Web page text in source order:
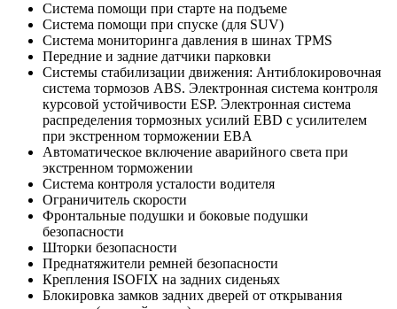
Система помощи при старте на подъеме
Система помощи при спуске (для SUV)
Система мониторинга давления в шинах TPMS
Передние и задние датчики парковки
Системы стабилизации движения: Антиблокировочная
система тормозов ABS. Электронная система контроля
курсовой устойчивости ESP. Электронная система
распределения тормозных усилий EBD с усилителем
при экстренном торможении EBA
Автоматическое включение аварийного света при
экстренном торможении
Система контроля усталости водителя
Ограничитель скорости
Фронтальные подушки и боковые подушки
безопасности
Шторки безопасности
Преднатяжители ремней безопасности
Крепления ISOFIX на задних сиденьях
Блокировка замков задних дверей от открывания